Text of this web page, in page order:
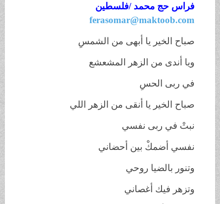
فراس حج محمد /فلسطين
ferasomar@maktoob.com
صباح الخير يا أبهى من الشمسِ
ويا أندى من الزهر المشعشع
في ربى الحسِ
صباح الخير يا أنقى من الزهر اللي
نبتْ في ربى نفسي
نفسي أضمكْ بين أحضاني
وتنور بالضيا روحي
وتزهر فيك أغصاني